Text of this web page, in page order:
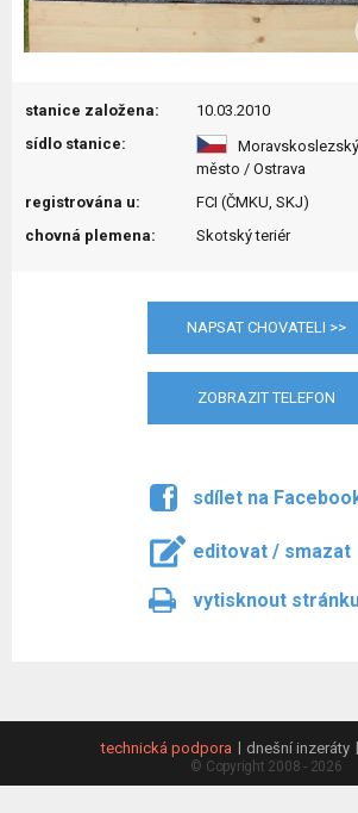
stanice založena:
10.03.2010
sídlo stanice:
město / Ostrava
registrována u:
FCI (ČMKU, SKJ)
chovná plemena:
Skotský teriér
NAPSAT CHOVATELI >>
ZOBRAZIT TELEFON
sdílet na
editovat / smazat
vytisknout
technická podpora dnešní inzeráty
© Copyright 2008 - 2026